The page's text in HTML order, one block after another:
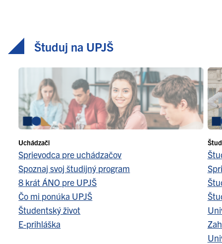
Študuj na UPJŠ
Uchádzači
Sprievodca pre uchádzačov
Spoznaj svoj študijný program
8 krát ÁNO pre UPJŠ
Čo mi ponúka UPJŠ
Študentský život
E-prihláška